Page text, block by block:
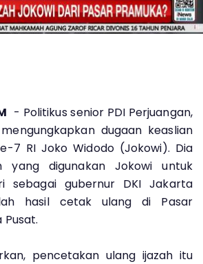
- Politikus senior PDI Perjuangan,
dugaan keaslian
7 RI Joko Widodo (Jokowi). Dia
yang digunakan Jokowi untuk
sebagai gubernur DKI Jakarta
hasil cetak ulang di Pasar
pencetakan ulang ijazah itu